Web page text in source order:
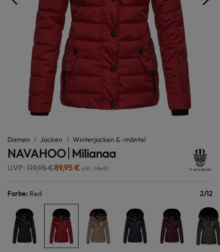
Damen Jacken Winterjacken & -mäntel
NAVAHOO Milianaa
UVP: 119,95 €89,95 € inkl. MwSt.
Farbe: Red 2/12